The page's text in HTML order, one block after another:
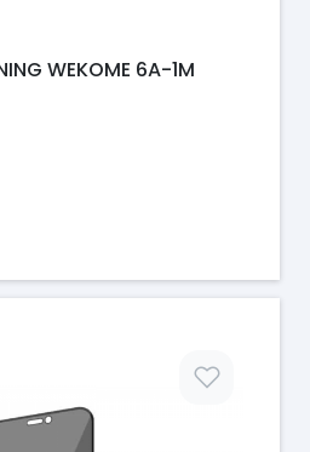
WEKOME 6A-1M